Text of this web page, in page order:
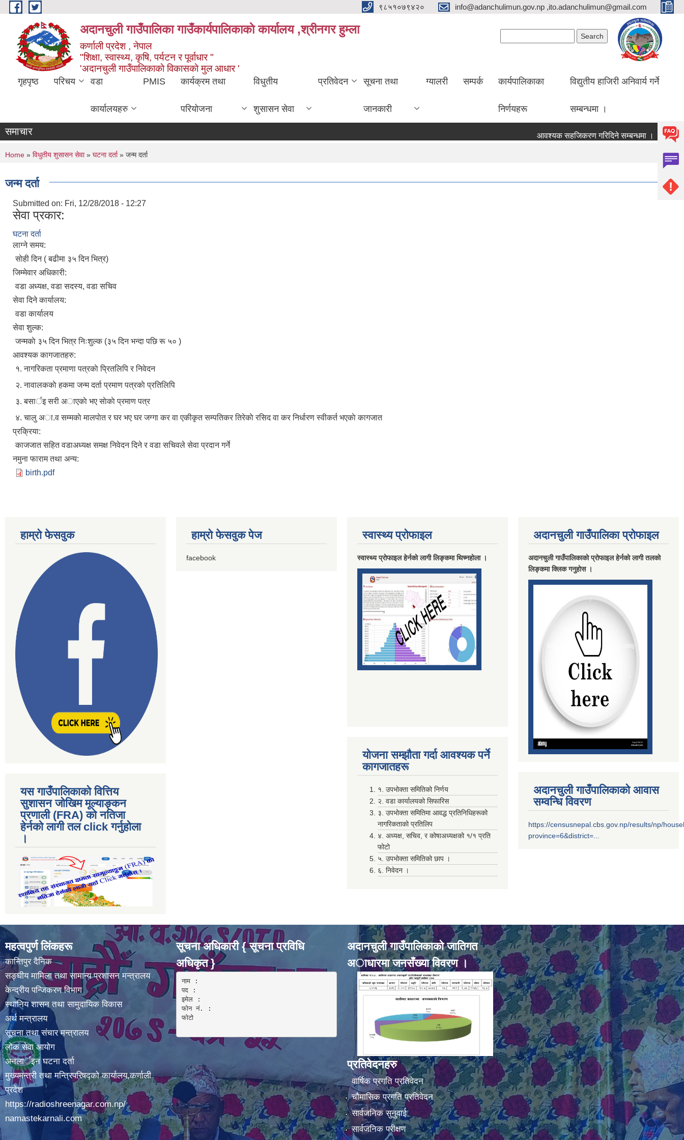
Skip to main content ९८५१०७९४२० info@adanchulimun.gov.np ,ito.adanchulimun@gmail.com
अदानचुली गाउँपालिका गाउँकार्यपालिकाकाे कार्यालय ,श्रीनगर हुम्ला
कर्णाली प्रदेश , नेपाल
"शिक्षा, स्वास्थ्य, कृषि, पर्यटन र पूर्वाधार "
'अदानचुली गाउँपालिकाकाे विकासकाे मुल आधार '
गृहपृष्ठ परिचय वडा
कार्यालयहरु
PMIS कार्यक्रम तथा
परियोजना
विधुतीय
शुसासन सेवा
प्रतिवेदन सूचना तथा
जानकारी
ग्यालरी सम्पर्क कार्यपालिकाका
निर्णयहरू
विद्युतीय हाजिरी अनिवार्य गर्ने
सम्बन्धमा ।
समाचार आवश्यक सहजिकरण गरिदिने सम्बन्धमा ।
You are here
Home » विधुतीय शुसासन सेवा» घटना दर्ता» जन्म दर्ता
जन्म दर्ता
Submitted on: Fri, 12/28/2018 - 12:27
सेवा प्रकार:
घटना दर्ता
लाग्ने समय:
साेही दिन ( बढीमा ३५ दिन भित्र)
जिम्मेवार अधिकारी:
वडा अध्यक्ष, वडा सदस्य, वडा सचिव
सेवा दिने कार्यालय:
वडा कार्यालय
सेवा शुल्क:
जन्मकाे ३५ दिन भित्र निःशुल्क (३५ दिन भन्दा पछि रू ५० )
आवश्यक कागजातहरु:
१. नागरिकता प्रमाणा पत्रकाे प्रितलिपि र निवेदन
२. नावालककाे हकमा जन्म दर्ता प्रमाण पत्रकाे प्रतिलिपि
३. बसार्इ सरी अाएकाे भए साेकाे प्रमाण पत्र
४. चालु अा.व सम्मकाे मालपाेत र घर भए घर जग्गा कर वा एकीकृत सम्पतिकर तिरेकाे रसिद वा कर निर्धारण स्वीकर्त भएकाे कागजात
प्रक्रिया:
काजजात सहित वडाअध्यक्ष समक्ष निवेदन दिने र वडा सचिवले सेवा प्रदान गर्ने
नमुना फाराम तथा अन्य:
birth.pdf
हाम्राे फेसवुक
यस गाउँपालिकाकाे वित्तिय
सुशासन जोखिम मूल्याङ्कन
प्रणाली (FRA) काे नतिजा
हेर्नकाे लागी तल click गर्नुहाेला
।
हाम्राे फेसवुक पेज
facebook
स्वास्थ्य प्राेफाइल
स्वास्थ्य प्राेफाइल हेर्नकाे लागी लिङ्कमा थिच्नहाेला ।
योजना सम्झाैता गर्दा आवश्यक पर्ने
कागजातहरू
१. उपभोक्ता समितिको निर्णय
२. वडा कार्यालयको सिफारिस
३. उपभोक्ता समितिमा आवद्ध प्रतिनिधिहरूको
नागरिकताको प्रतिलिप
४. अध्यक्ष, सचिव, र कोषाअध्यक्षको १/१ प्रति
फोटो
५. उपभोक्ता समितिको छाप ।
६. निवेदन ।
अदानचुली गाउँपालिका प्राेफाइल
अदानचुली गाउँपालिकाकाे प्राेफाइल हेर्नकाे लागी तलकाे
लिङ्कमा क्लिक गनुहाेस ।
अदानचुली गाउँपालिकाको आवास
सम्वन्धि विवरण
https://censusnepal.cbs.gov.np/results/np/
province=6&district=...
महत्वपुर्ण लिंकहरू
कान्तिपुर दैनिक
सङ्घीय मामिला तथा सामान्य प्रशासन मन्त्रालय
केन्द्रीय पन्जिकरण विभाग
स्थानिय शासन तथा सामुदायिक विकास
अर्थ मन्त्रालय
सूचना तथा संचार मन्त्रालय
लोक सेवा आयोग
अनलार्इन घटना दर्ता
मुख्यमन्त्री तथा मन्त्रिपरिषद्को कार्यालय,कर्णाली
प्रदेश
https://radioshreenagar.com.np/
namastekarnali.com
सूचना अधिकारी { सूचना प्रविधि
अधिकृत }
नाम :
पद :
इमेल :
फोन नं. :
फोटो
अदानचुली गाउँपालिकाकाे जातिगत
अाधारमा जनसँख्या विवरण ।
प्रतिवेदनहरु
वार्षिक प्रगति प्रतिवेदन
चौमासिक प्रगति प्रतिवेदन
सार्वजनिक सुनुवाई
सार्वजनिक परीक्षण